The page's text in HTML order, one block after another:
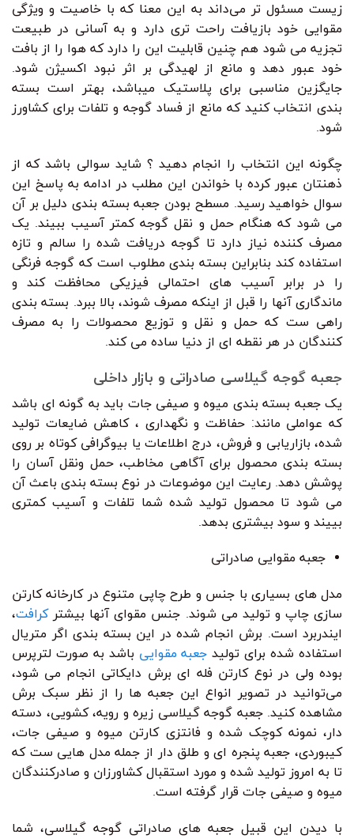
زیست مسئول تر می‌داند به این معنا که با خاصیت و ویژگی
مقوایی خود بازیافت راحت تری دارد و به آسانی در طبیعت
تجزیه می شود هم چنین قابلیت این را دارد که هوا را از بافت
خود عبور دهد و مانع از لهیدگی بر اثر نبود اکسیژن شود.
جایگزین مناسبی برای پلاستیک میباشد، بهتر است بسته
بندی انتخاب کنید که مانع از فساد گوجه و تلفات برای کشاورز
شود.
چگونه این انتخاب را انجام دهید ؟ شاید سوالی باشد که از
ذهنتان عبور کرده با خواندن این مطلب در ادامه به پاسخ این
سوال خواهید رسید. مسطح بودن جعبه بسته بندی دلیل بر آن
می شود که هنگام حمل و نقل گوجه کمتر آسیب ببیند. یک
مصرف کننده نیاز دارد تا گوجه دریافت شده را سالم و تازه
استفاده کند بنابراین بسته بندی مطلوب است که گوجه فرنگی
را در برابر آسیب های احتمالی فیزیکی محافظت کند و
ماندگاری آنها را قبل از اینکه مصرف شوند، بالا ببرد. بسته بندی
راهی ست که حمل و نقل و توزیع محصولات را به مصرف
کنندگان در هر نقطه ای از دنیا ساده می کند.
جعبه گوجه گیلاسی صادراتی و بازار داخلی
یک جعبه بسته بندی میوه و صیفی جات باید به گونه ای باشد
که عواملی مانند: حفاظت و نگهداری ، کاهش ضایعات تولید
شده، بازاریابی و فروش، درج اطلاعات یا بیوگرافی کوتاه بر روی
بسته بندی محصول برای آگاهی مخاطب، حمل ونقل آسان را
پوشش دهد. رعایت این موضوعات در نوع بسته بندی باعث آن
می شود تا محصول تولید شده شما تلفات و آسیب کمتری
بییند و سود بیشتری بدهد.
جعبه مقوایی صادراتی
مدل های بسیاری با جنس و طرح چاپی متنوع در کارخانه کارتن
سازی چاپ و تولید می شوند. جنس مقوای آنها بیشترکرافت،
ایندربرد است. برش انجام شده در این بسته بندی اگر متریال
استفاده شده برای تولید جعبه مقوایی باشد به صورت لترپرس
بوده ولی در نوع کارتن فله ای برش دایکاتی انجام می شود،
می‌توانید در تصویر انواع این جعبه ها را از نظر سبک برش
مشاهده کنید. جعبه گوجه گیلاسی زیره و رویه، کشویی، دسته
دار، نمونه کوچک شده و فانتزی کارتن میوه و صیفی جات،
کیبوردی، جعبه پنجره ای و طلق دار از جمله مدل هایی ست که
تا به امروز تولید شده و مورد استقبال کشاورزان و صادرکنندگان
میوه و صیفی جات قرار گرفته است.
با دیدن این قبیل جعبه های صادراتی گوجه گیلاسی، شما